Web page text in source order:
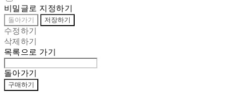
비밀글로 지정하기
돌아가기 저장하기
수정하기
삭제하기
목록으로 가기
돌아가기
구매하기